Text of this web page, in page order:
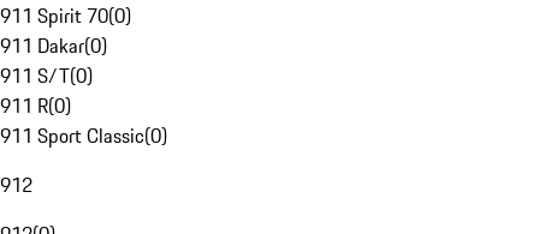
911 Spirit 70(0)
911 Dakar(0)
911 S/T(0)
911 R(0)
911 Sport Classic(0)
912